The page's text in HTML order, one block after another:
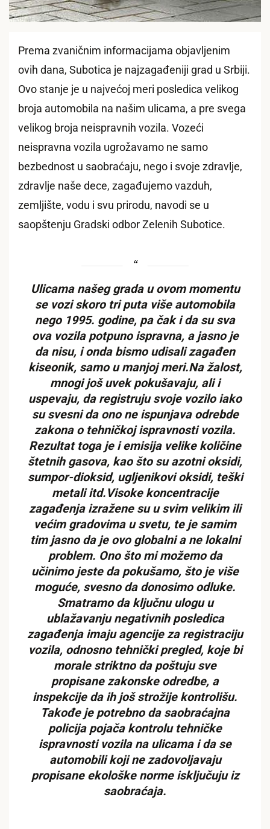
Prema zvaničnim informacijama objavljenim
ovih dana, Subotica je najzagađeniji grad u Srbiji.
Ovo stanje je u najvećoj meri posledica velikog
broja automobila na našim ulicama, a pre svega
velikog broja neispravnih vozila. Vozeći
neispravna vozila ugrožavamo ne samo
bezbednost u saobraćaju, nego i svoje zdravlje,
zdravlje naše dece, zagađujemo vazduh,
zemljište, vodu i svu prirodu, navodi se u
saopštenju Gradski odbor Zelenih Subotice.
Ulicama našeg grada u ovom momentu
se vozi skoro tri puta više automobila
nego 1995. godine, pa čak i da su sva
ova vozila potpuno ispravna, a jasno je
da nisu, i onda bismo udisali zagađen
kiseonik, samo u manjoj meri.Na žalost,
mnogi još uvek pokušavaju, ali i
uspevaju, da registruju svoje vozilo iako
su svesni da ono ne ispunjava odrebde
zakona o tehničkoj ispravnosti vozila.
Rezultat toga je i emisija velike količine
štetnih gasova, kao što su azotni oksidi,
sumpor-dioksid, ugljenikovi oksidi, teški
metali itd.Visoke koncentracije
zagađenja izražene su u svim velikim ili
većim gradovima u svetu, te je samim
tim jasno da je ovo globalni a ne lokalni
problem. Ono što mi možemo da
učinimo jeste da pokušamo, što je više
moguće, svesno da donosimo odluke.
Smatramo da ključnu ulogu u
ublažavanju negativnih posledica
zagađenja imaju agencije za registraciju
vozila, odnosno tehnički pregled, koje bi
morale striktno da poštuju sve
propisane zakonske odredbe, a
inspekcije da ih još strožije kontrolišu.
Takođe je potrebno da saobraćajna
policija pojača kontrolu tehničke
ispravnosti vozila na ulicama i da se
automobili koji ne zadovoljavaju
propisane ekološke norme isključuju iz
saobraćaja.